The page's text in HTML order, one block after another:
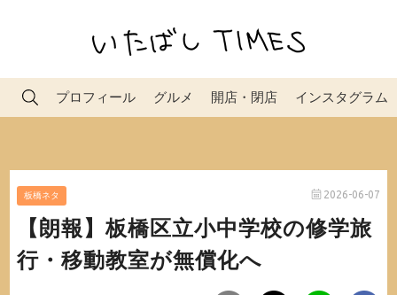
プロフィール グルメ 開店・閉店 インスタグラム
板橋ネタ 2026-06-07
【朗報】板橋区立小中学校の修学旅
行・移動教室が無償化へ